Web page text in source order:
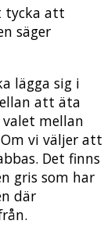
tycka att
säger
lägga sig i
att äta
mellan
vi väljer att
Det finns
gris som har
där